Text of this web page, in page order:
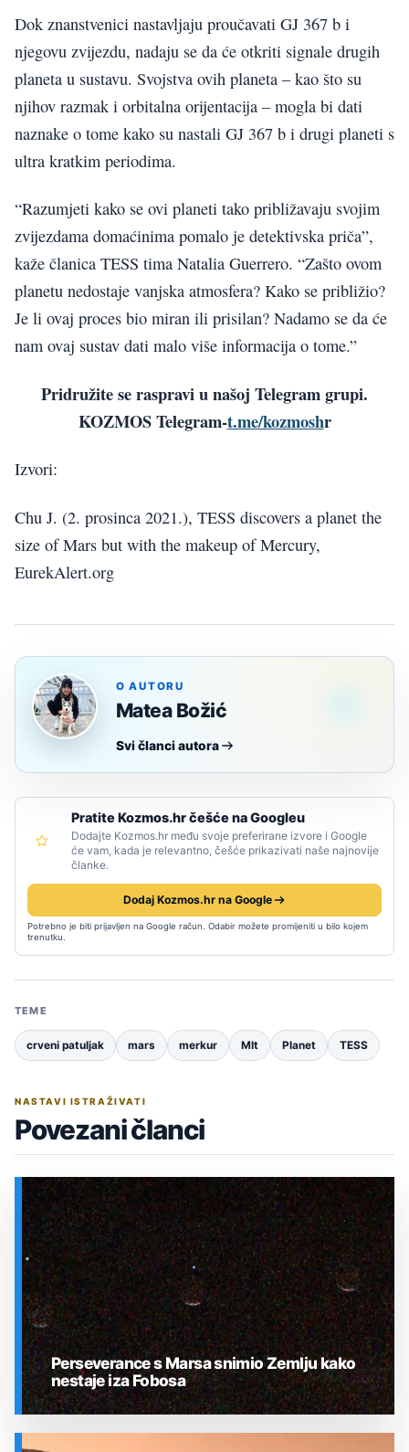
Dok znanstvenici nastavljaju proučavati GJ 367 b i
njegovu zvijezdu, nadaju se da će otkriti signale drugih
planeta u sustavu. Svojstva ovih planeta – kao što su
njihov razmak i orbitalna orijentacija – mogla bi dati
naznake o tome kako su nastali GJ 367 b i drugi planeti s
ultra kratkim periodima.
“Razumjeti kako se ovi planeti tako približavaju svojim
zvijezdama domaćinima pomalo je detektivska priča”,
kaže članica TESS tima Natalia Guerrero. “Zašto ovom
planetu nedostaje vanjska atmosfera? Kako se približio?
Je li ovaj proces bio miran ili prisilan? Nadamo se da će
nam ovaj sustav dati malo više informacija o tome.”
Pridružite se raspravi u našoj Telegram grupi.
KOZMOS Telegram-t.me/kozmoshr
Izvori:
Chu J. (2. prosinca 2021.), TESS discovers a planet the
size of Mars but with the makeup of Mercury,
EurekAlert.org
O AUTORU
Matea Božić
Svi članci autora
Pratite Kozmos.hr češće na Googleu
Dodajte Kozmos.hr među svoje preferirane izvore i Google
će vam, kada je relevantno, češće prikazivati naše najnovije
članke.
Dodaj Kozmos.hr na Google
Potrebno je biti prijavljen na Google račun. Odabir možete promijeniti u bilo kojem
trenutku.
TEME
crveni patuljak mars merkur MIt Planet TESS
NASTAVI ISTRAŽIVATI
Povezani članci
Perseverance s Marsa snimio Zemlju kako
nestaje iza Fobosa